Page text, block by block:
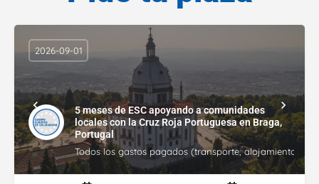
5 meses de ESC apoyando a comunidades
locales con la Cruz Roja Portuguesa en Braga,
Portugal
Todos los gastos pagados (transporte, alojamiento,
2026-09-01